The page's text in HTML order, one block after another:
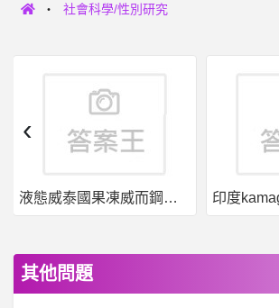
社會科學/性別研究
液態威泰國果凍威而鋼哪裡買
‹
其他問題